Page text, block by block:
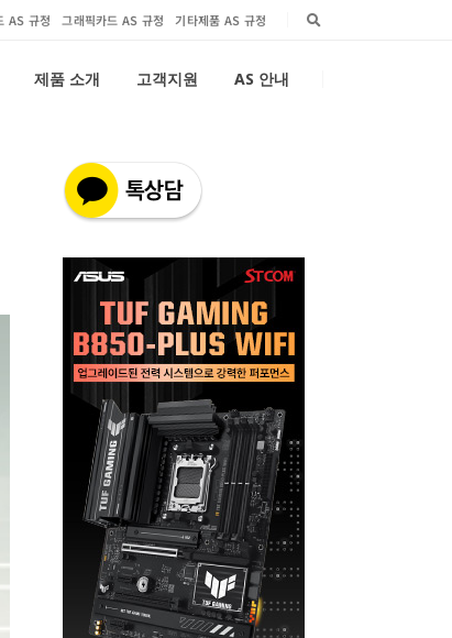
AS 규정 그래픽카드 AS 규정 기타제품 AS 규정
제품 소개 고객지원 AS 안내